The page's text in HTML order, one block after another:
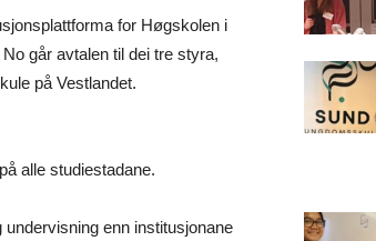
for Høgskolen i
går avtalen til dei tre styra,
på Vestlandet.
alle studiestadane.
enn institusjonane